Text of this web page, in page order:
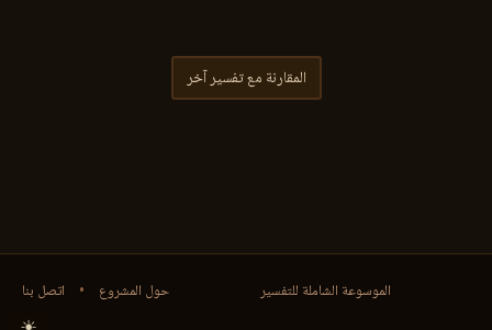
المقارنة مع تفسير آخر
حول المشروع • اتصل بنا الموسوعة الشاملة للتفسير